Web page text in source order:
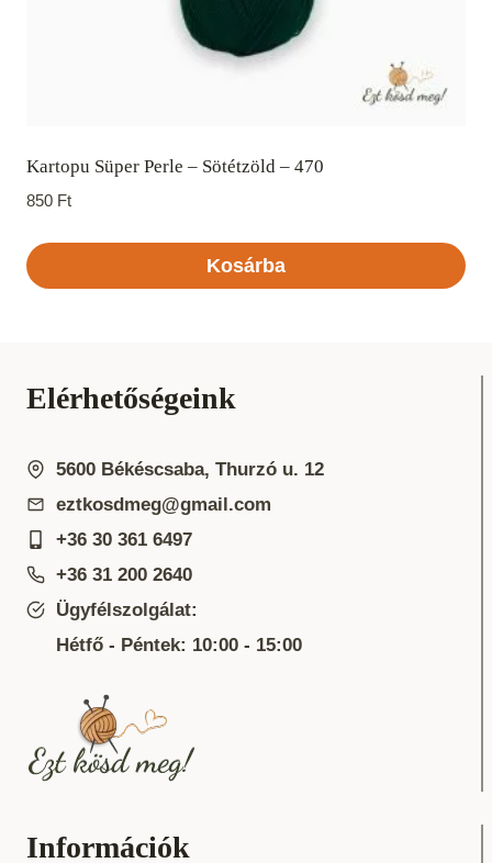
Kartopu Süper Perle – Sötétzöld – 470
850 Ft
Kosárba
Elérhetőségeink
5600 Békéscsaba, Thurzó u. 12
eztkosdmeg@gmail.com
+36 30 361 6497
+36 31 200 2640
Ügyfélszolgálat:
Hétfő - Péntek: 10:00 - 15:00
Információk